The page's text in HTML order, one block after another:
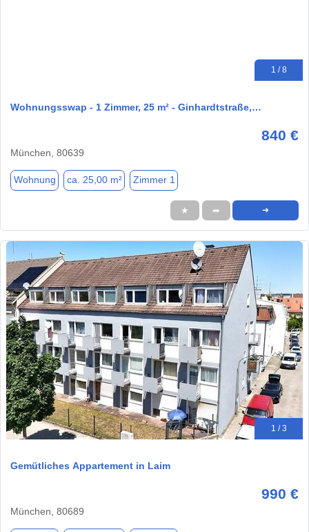
1 / 8
Wohnungsswap - 1 Zimmer, 25 m² - Ginhardtstraße,…
840 €
München, 80639
Wohnung ca. 25,00 m² Zimmer 1
★ ➦ ➜
1 / 3
Gemütliches Appartement in Laim
990 €
München, 80689